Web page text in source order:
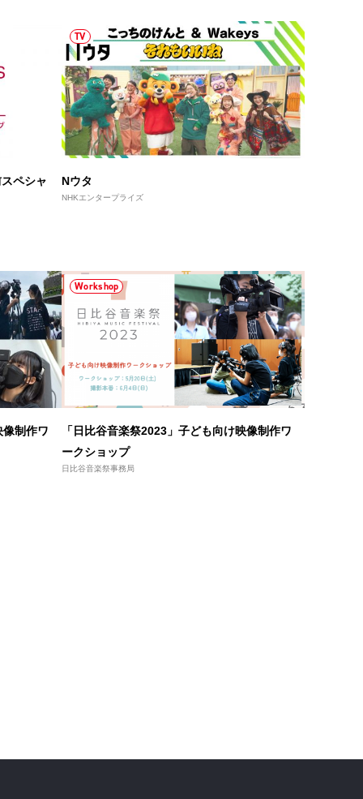
ペシャ
TV
Nウタ
NHKエンタープライズ
像制作ワ
Workshop
「日比谷音楽祭2023」子ども向け映像制作ワ
ークショップ
日比谷音楽祭事務局